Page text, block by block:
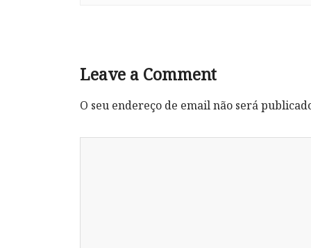
Leave a Comment
O seu endereço de email não será